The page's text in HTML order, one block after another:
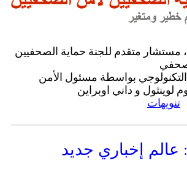
مستشار متقدم للجنة حماية الصحفيين
بواسطة مسئول الأمن
لوينثول و داني اوبراين
تنويهات
عالم إخباري جديد